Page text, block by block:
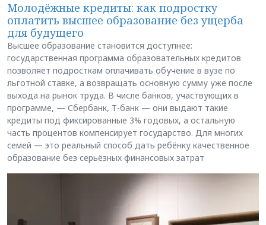
Молодёжные кредиты: как подростку
оплатить высшее образование без ущерба
для будущего
Высшее образование становится доступнее:
государственная программа образовательных кредитов
позволяет подросткам оплачивать обучение в вузе по
льготной ставке, а возвращать основную сумму уже после
выхода на рынок труда. В числе банков, участвующих в
программе, — Сбербанк, Т-банк — они выдают такие
кредиты под фиксированные 3% годовых, а остальную
часть процентов компенсирует государство. Для многих
семей — это реальный способ дать ребёнку качественное
образование без серьёзных финансовых затрат